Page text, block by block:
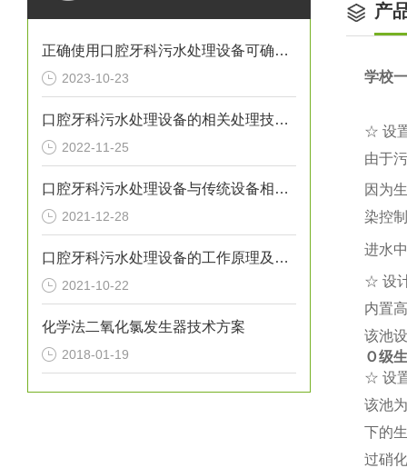
正确使用口腔牙科污水处理设备可确保处理效果
2023-10-23
口腔牙科污水处理设备的相关处理技术介绍
2022-11-25
口腔牙科污水处理设备与传统设备相比的优势介绍
2021-12-28
口腔牙科污水处理设备的工作原理及出故障时需采取的措施介绍
2021-10-22
化学法二氧化氯发生器技术方案
2018-01-19
产
学校
☆ 设
由于
因为
染控
进水中
☆ 设
内置
该池
Ｏ级
☆ 设
该池
下的
过硝